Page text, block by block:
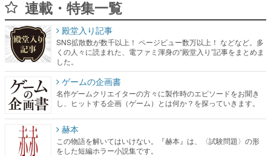
連載・特集一覧
殿堂入り記事
SNS拡散数が数千以上！ ページビュー数万以上！ などなど。多
くの人々に読まれた、電ファミ渾身の“殿堂入り”記事をまとめま
した。
ゲームの企画書
名作ゲームクリエイターの方々に製作時のエピソードをお聞き
し、ヒットする企画（ゲーム）とは何か？を探っていきます。
赫本
この物語を解いてはいけない。『赫本』は、〈試験問題〉の形
をした短編ホラー小説集です。